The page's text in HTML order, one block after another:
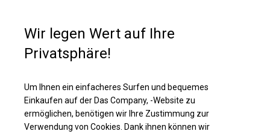
Solides Lager- und Garagenzelt | 6x16 m
Wir legen Wert auf Ihre
Privatsphäre!
Um Ihnen ein einfacheres Surfen und bequemes
Einkaufen auf der Das Company, -Website zu
ermöglichen, benötigen wir Ihre Zustimmung zur
Verwendung von Cookies. Dank ihnen können wir